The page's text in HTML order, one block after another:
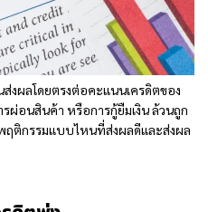
งผลโดยตรงต่อคะแนนเครดิตของ
ผ่อนสินค้า หรือการกู้ยืมเงิน ล้วนถูก
ฤติกรรมแบบไหนที่ส่งผลดีและส่งผล